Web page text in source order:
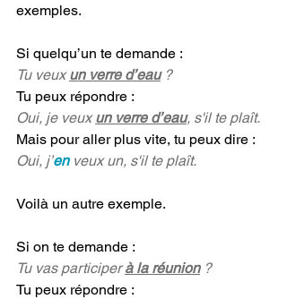
exemples.
Si quelqu’un te demande :
Tu veux un verre d’eau ?
Tu peux répondre :
Oui, je veux un verre d’eau, s'il te plaît.
Mais pour aller plus vite, tu peux dire :
Oui, j’en veux un, s'il te plaît.
Voilà un autre exemple.
Si on te demande :
Tu vas participer à la réunion ?
Tu peux répondre :